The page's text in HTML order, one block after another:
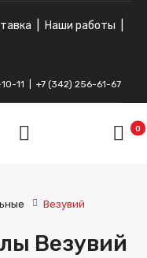
Наши работы
11 +7 (342) 256-61-67
0
Везувий
Везувий